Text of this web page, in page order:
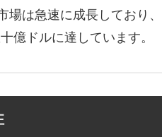
は急速に成長しており、
億ドルに達しています。